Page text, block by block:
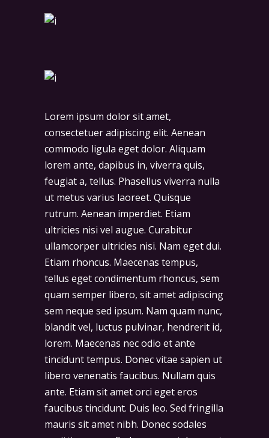
Lorem ipsum dolor sit amet,
consectetuer adipiscing elit. Aenean
commodo ligula eget dolor. Aliquam
lorem ante, dapibus in, viverra quis,
feugiat a, tellus. Phasellus viverra nulla
ut metus varius laoreet. Quisque
rutrum. Aenean imperdiet. Etiam
ultricies nisi vel augue. Curabitur
ullamcorper ultricies nisi. Nam eget dui.
Etiam rhoncus. Maecenas tempus,
tellus eget condimentum rhoncus, sem
quam semper libero, sit amet adipiscing
sem neque sed ipsum. Nam quam nunc,
blandit vel, luctus pulvinar, hendrerit id,
lorem. Maecenas nec odio et ante
tincidunt tempus. Donec vitae sapien ut
libero venenatis faucibus. Nullam quis
ante. Etiam sit amet orci eget eros
faucibus tincidunt. Duis leo. Sed fringilla
mauris sit amet nibh. Donec sodales